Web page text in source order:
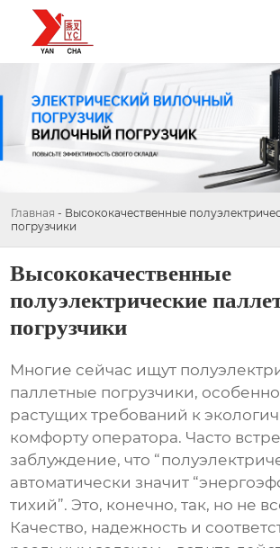
Главная - Высококачественные
погрузчики
Высококачественные
полуэлектрические
погрузчики
Многие сейчас ищут
паллетные погрузчики,
растущих требований к
комфорту оператора. Часто
заблуждение, что
автоматически значит
тихий”. Это, конечно, так, но не
Качество, надежность и